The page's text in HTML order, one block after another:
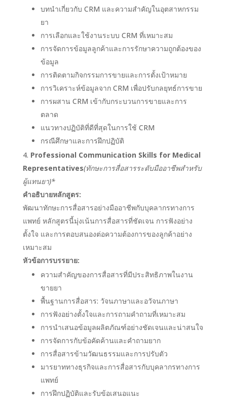
บทนำเกี่ยวกับ CRM และความสำคัญในอุตสาหกรรม
ยา
การเลือกและใช้งานระบบ CRM ที่เหมาะสม
การจัดการข้อมูลลูกค้าและการรักษาความถูกต้องของ
ข้อมูล
การติดตามกิจกรรมการขายและการตั้งเป้าหมาย
การวิเคราะห์ข้อมูลจาก CRM เพื่อปรับกลยุทธ์การขาย
การผสาน CRM เข้ากับกระบวนการขายและการ
ตลาด
แนวทางปฏิบัติที่ดีที่สุดในการใช้ CRM
กรณีศึกษาและการฝึกปฏิบัติ
Professional Communication Skills for Medical
Representatives(ทักษะการสื่อสารระดับมืออาชีพสำหรับ
ผู้แทนยา)*
คำอธิบายหลักสูตร:
พัฒนาทักษะการสื่อสารอย่างมืออาชีพกับบุคลากรทางการ
แพทย์ หลักสูตรนี้มุ่งเน้นการสื่อสารที่ชัดเจน การฟังอย่าง
ตั้งใจ และการตอบสนองต่อความต้องการของลูกค้าอย่าง
เหมาะสม
หัวข้อการบรรยาย:
ความสำคัญของการสื่อสารที่มีประสิทธิภาพในงาน
ขายยา
พื้นฐานการสื่อสาร: วัจนภาษาและอวัจนภาษา
การฟังอย่างตั้งใจและการถามคำถามที่เหมาะสม
การนำเสนอข้อมูลผลิตภัณฑ์อย่างชัดเจนและน่าสนใจ
การจัดการกับข้อคัดค้านและคำถามยาก
การสื่อสารข้ามวัฒนธรรมและการปรับตัว
มารยาททางธุรกิจและการสื่อสารกับบุคลากรทางการ
แพทย์
การฝึกปฏิบัติและรับข้อเสนอแนะ